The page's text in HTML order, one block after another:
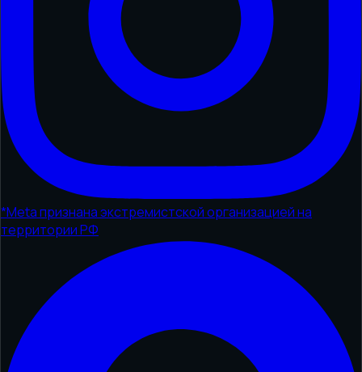
*Meta признана экстремистской организацией на
территории РФ